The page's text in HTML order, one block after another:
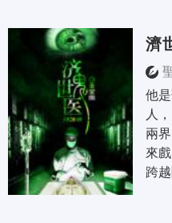
濟
他
人
兩
來
跨